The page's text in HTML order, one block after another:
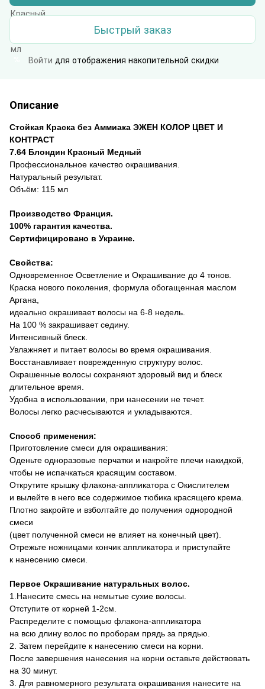
Быстрый заказ
Войти для отображения накопительной скидки
Описание
Стойкая Краска без Аммиака ЭЖЕН КОЛОР ЦВЕТ И
КОНТРАСТ
7.64 Блондин Красный Медный
Профессиональное качество окрашивания.
Натуральный результат.
Объём: 115 мл
Производство Франция.
100% гарантия качества.
Сертифицировано в Украине.
Свойства:
Одновременное Осветление и Окрашивание до 4 тонов.
Краска нового поколения формула обогащенная маслом
Аргана,
идеально окрашивает волосы на 6-8 недель
На 100 % закрашивает седину.
Интенсивный блеск
Увлажняет и питает волосы во время окрашивания.
Восстанавливает поврежденную структуру волос
Окрашенные волосы сохраняют здоровый вид и блеск
длительное время.
Удобна в использовании, при нанесении не течет.
Волосы легко расчесываются и укладываются
Способ применения:
Приготовление смеси для окрашивания:
Оденьте одноразовые перчатки и накройте плечи накидкой,
чтобы не испачкаться красящим составом.
Открутите крышку флакона-аппликатора с Окислителем
и вылейте в него все содержимое тюбика красящего крема.
Плотно закройте и взболтайте до получения однородной
смеси
(цвет полученной смеси не влияет на конечный цвет).
Отрежьте ножницами кончик аппликатора и приступайте
к нанесению смеси.
Первое Окрашивание натуральных волос.
1.Нанесите смесь на немытые сухие волосы.
Отступите от корней 1-2см.
Распределите с помощью флакона-аппликатора
на всю длину волос по проборам прядь за прядью.
2. Затем перейдите к нанесению смеси на корни.
После завершения нанесения на корни оставьте действовать
на 30 минут.
3. Для равномерного результата окрашивания нанесите на